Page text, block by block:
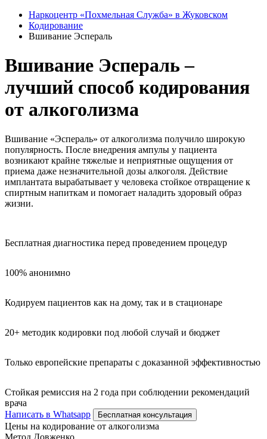
Наркоцентр «Похмельная Служба» в Жуковском
Кодирование
Вшивание Эспераль
Вшивание Эспераль –
лучший способ кодирования
от алкоголизма
Вшивание «Эспераль» от алкоголизма получило широкую
популярность. После внедрения ампулы у пациента
возникают крайне тяжелые и неприятные ощущения от
приема даже незначительной дозы алкоголя. Действие
имплантата вырабатывает у человека стойкое отвращение к
спиртным напиткам и помогает наладить здоровый образ
жизни.
Бесплатная диагностика перед проведением процедур
100% анонимно
Кодируем пациентов как на дому, так и в стационаре
20+ методик кодировки под любой случай и бюджет
Только европейские препараты с доказанной эффективностью
Стойкая ремиссия на 2 года при соблюдении рекомендаций
врача
Написать в Whatsapp
Бесплатная консультация
Цены на кодирование от алкоголизма
Метод Довженко